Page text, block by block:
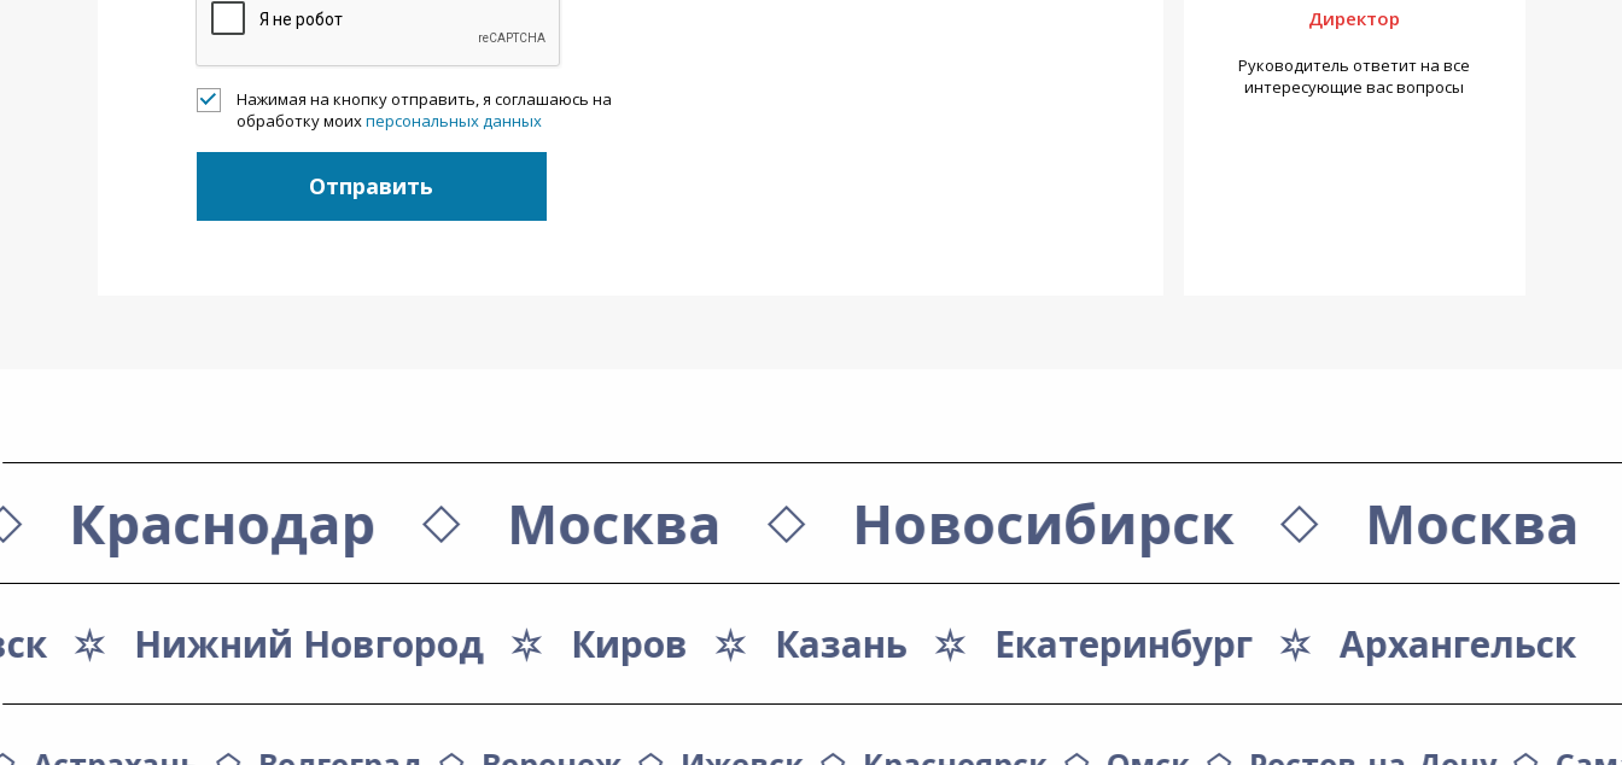
Нажимая на кнопку отправить, я соглашаюсь на
обработку моихперсональных данных
Отправить
Директор
Руководитель ответит на все
интересующие вас вопросы
Краснодар Москва Новосибирск Москва
Архангельск
Екатеринбург
Казань
Киров
Нижний Новгород